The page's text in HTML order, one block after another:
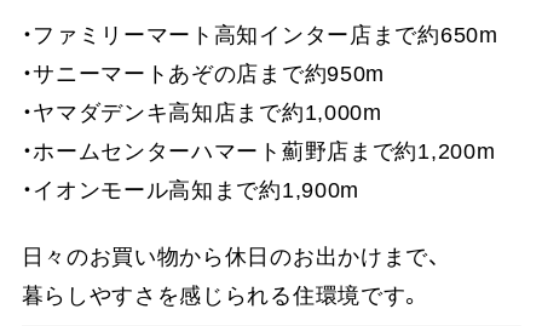
・ファミリーマート高知インター店まで約650m
・サニーマートあぞの店まで約950m
・ヤマダデンキ高知店まで約1,000m
・ホームセンターハマート薊野店まで約1,200m
・イオンモール高知まで約1,900m
日々のお買い物から休日のお出かけまで、
暮らしやすさを感じられる住環境です。